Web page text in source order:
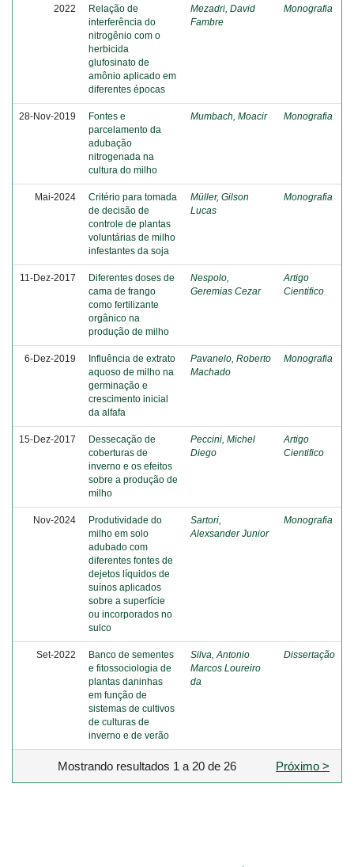
2022
Relação de
interferência do
nitrogênio com o
herbicida
glufosinato de
amônio aplicado em
diferentes épocas
Mezadri, David
Fambre
Monografia
28-Nov-2019
Fontes e
parcelamento da
adubação
nitrogenada na
cultura do milho
Mumbach, Moacir Monografia
Mai-2024
Critério para tomada
de decisão de
controle de plantas
voluntárias de milho
infestantes da soja
Müller, Gilson
Lucas
Monografia
11-Dez-2017
Diferentes doses de
cama de frango
como fertilizante
orgânico na
produção de milho
Nespolo,
Geremias Cezar
Artigo
Cientifico
6-Dez-2019
Influência de extrato
aquoso de milho na
germinação e
crescimento inicial
da alfafa
Pavanelo, Roberto
Machado
Monografia
15-Dez-2017
Dessecação de
coberturas de
inverno e os efeitos
sobre a produção de
milho
Peccini, Michel
Diego
Artigo
Cientifico
Nov-2024
Produtividade do
milho em solo
adubado com
diferentes fontes de
dejetos líquidos de
suínos aplicados
sobre a superfície
ou incorporados no
sulco
Sartori,
Alexsander Junior
Monografia
Set-2022
Banco de sementes
e fitossociologia de
plantas daninhas
em função de
sistemas de cultivos
de culturas de
inverno e de verão
Silva, Antonio
Marcos Loureiro
da
Dissertação
Mostrando resultados 1 a 20 de 26 Próximo >